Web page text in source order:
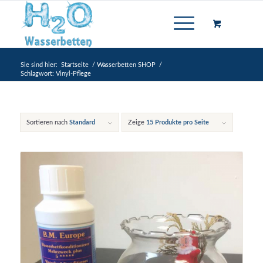
Sie sind hier: Startseite / Wasserbetten SHOP
/
Schlagwort: Vinyl-Pflege
Sortieren nach Standard Zeige 15 Produkte pro Seite